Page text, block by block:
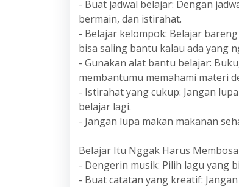
- Buat jadwal belajar: Dengan
bermain, dan istirahat.
- Belajar kelompok: Belajar
bisa saling bantu kalau ada yang
- Gunakan alat bantu belajar:
membantumu memahami materi
- Istirahat yang cukup: Jangan
belajar lagi.
- Jangan lupa makan makanan
Belajar Itu Nggak Harus
- Dengerin musik: Pilih lagu yang
- Buat catatan yang kreatif: